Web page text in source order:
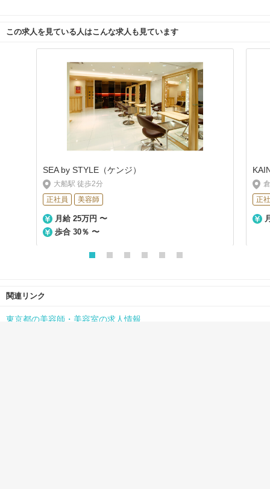
この求人を見ている人はこんな求人も見ています
SEA by STYLE（ケンジ）
大船駅 徒歩2分
正社員
美容師
月給 25万円 〜
歩合 30％ 〜
正
関連リンク
東京都の美容師・美容室の求人情報